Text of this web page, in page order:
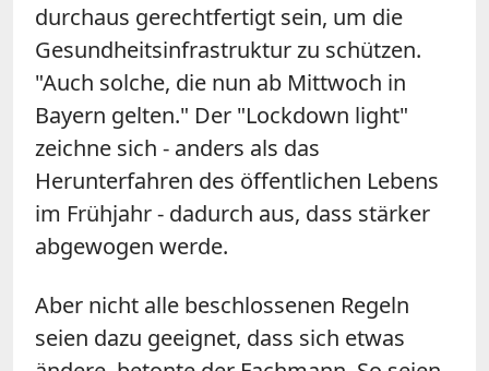
durchaus gerechtfertigt sein, um die
Gesundheitsinfrastruktur zu schützen.
"Auch solche, die nun ab Mittwoch in
Bayern gelten." Der "Lockdown light"
zeichne sich - anders als das
Herunterfahren des öffentlichen Lebens
im Frühjahr - dadurch aus, dass stärker
abgewogen werde.
Aber nicht alle beschlossenen Regeln
seien dazu geeignet, dass sich etwas